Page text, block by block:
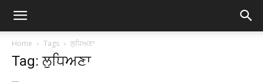
Home Tags ਲੁਧਿਅਣਾ
Tag: ਲੁਧਿਅਣਾ